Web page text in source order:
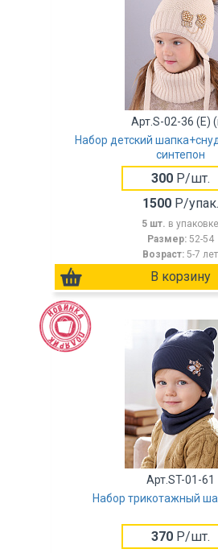
Арт.S-02-36 (E)
Набор детский
синтепон
300Р/шт.
1500Р/упак.
5 шт. в упаковке
Размер: 52-54
Возраст: 5-7 лет
Арт.ST-01-61
Набор трикотажный
370Р/шт.